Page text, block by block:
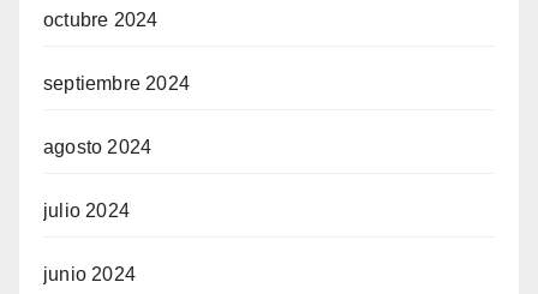
octubre 2024
septiembre 2024
agosto 2024
julio 2024
junio 2024